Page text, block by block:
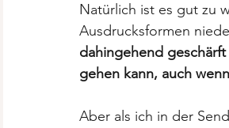
Natürlich ist es gut zu
Ausdrucksformen
dahingehend
gehen kann, auch
Aber als ich in der